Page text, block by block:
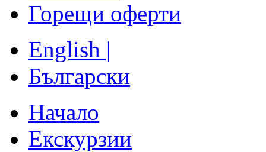
Горещи оферти
English |
Български
Начало
Екскурзии